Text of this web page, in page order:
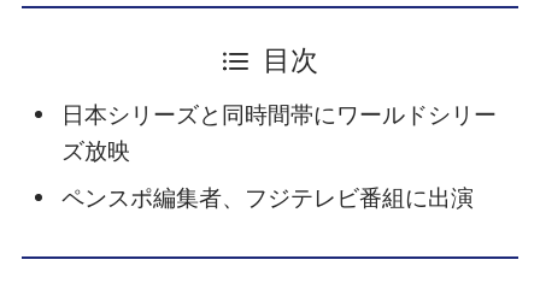
目次
日本シリーズと同時間帯にワールドシリー
ズ放映
ペンスポ編集者、フジテレビ番組に出演